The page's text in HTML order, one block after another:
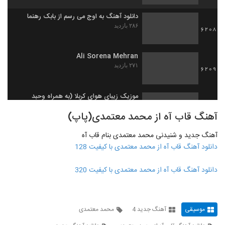
6208
دانلود آهنگ به اوج می رسم از بابک رهنما
۲۸۶ بازدید
6209
Ali Sorena Mehran
۲۷۱ بازدید
موزیک زیبای هوای کربلا (به همراه وحبد
۲۰۳ بازدید
6211
موزیک زیبای آقای عالم (به همراه جواد
سلیمانی) از مصطفی ملایی
موزیک زیبای سلام به تو از اهورا عطایی
محسن کمالدار آهنگ هوای تو
آهنگ قاب آه از محمد معتمدی(پاپ)
آهنگ جدید و شنیدنی محمد معتمدی بنام قاب آه
دانلود آهنگ قاب آه از محمد معتمدی با کیفیت 128
دانلود آهنگ قاب آه از محمد معتمدی با کیفیت 320
موسیقی آهنگ جدید 4
محمد معتمدی